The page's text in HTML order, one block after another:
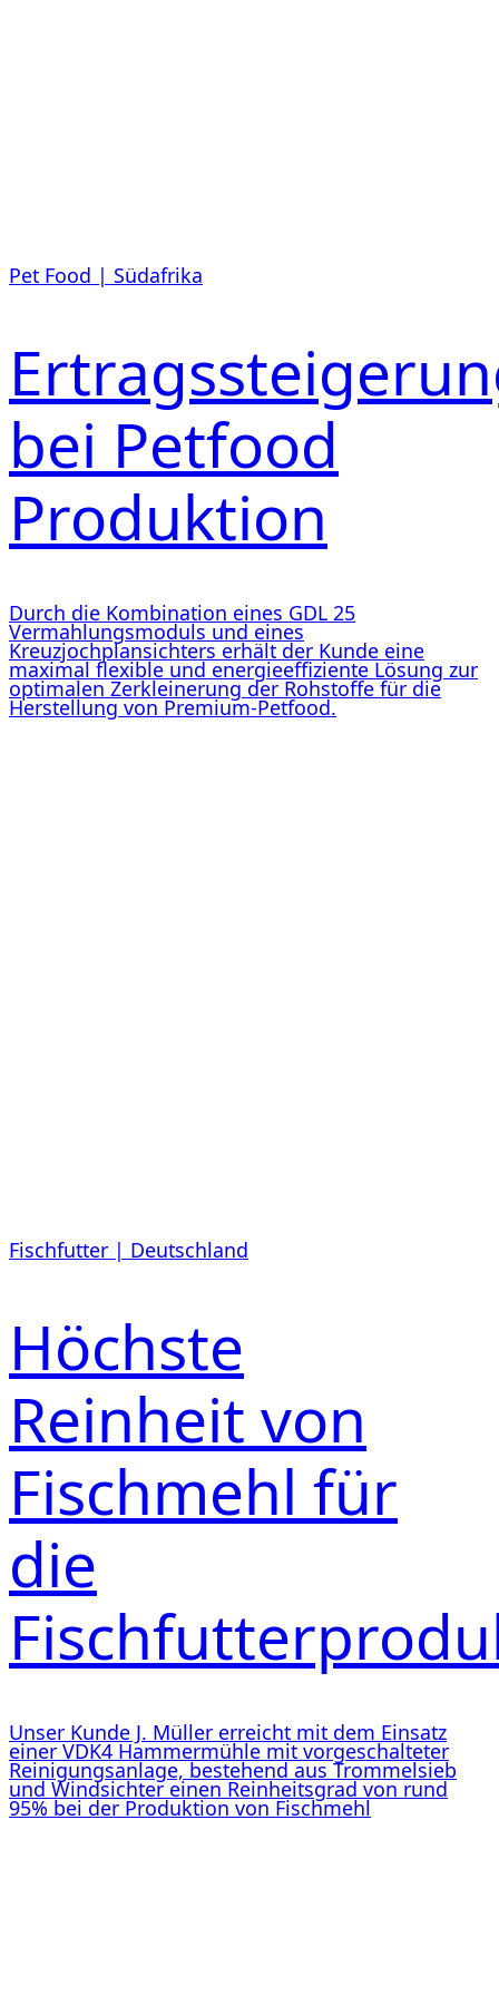
Pet Food | Südafrika
bei Petfood
Produktion
Durch die Kombination eines GDL 25
Vermahlungsmoduls und eines
Kreuzjochplansichters erhält der Kunde eine
maximal flexible und energieeffiziente Lösung zur
optimalen Zerkleinerung der Rohstoffe für die
Herstellung von Premium-Petfood.
Fischfutter | Deutschland
Höchste
Reinheit von
Fischmehl für
die
Unser Kunde J. Müller erreicht mit dem Einsatz
einer VDK4 Hammermühle mit vorgeschalteter
Reinigungsanlage, bestehend aus Trommelsieb
und Windsichter einen Reinheitsgrad von rund
95% bei der Produktion von Fischmehl